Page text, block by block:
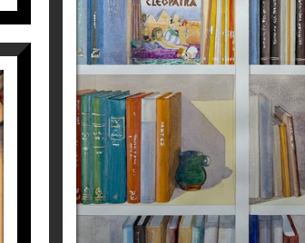
Maite Farreres
1.790